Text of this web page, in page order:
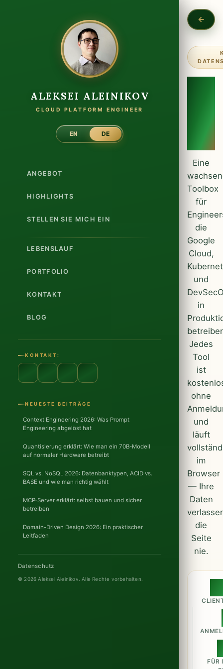
ALEKSEI ALEINIKOV
CLOUD PLATFORM ENGINEER
EN DE
ANGEBOT
HIGHLIGHTS
STELLEN SIE MICH EIN
LEBENSLAUF
PORTFOLIO
KONTAKT
BLOG
KONTAKT:
NEUESTE BEITRÄGE
Context Engineering 2026: Was Prompt
Engineering abgelöst hat
Quantisierung erklärt: Wie man ein 70B-Modell
auf normaler Hardware betreibt
SQL vs. NoSQL 2026: Datenbanktypen, ACID vs.
BASE und wie man richtig wählt
MCP-Server erklärt: selbst bauen und sicher
betreiben
Domain-Driven Design 2026: Ein praktischer
Leitfaden
Datenschutz
© 2026 Aleksei Aleinikov.Alle Rechte vorbehalten.
Eine
Toolbox
für
die
Google
Cloud,
und
in
Jedes
Tool
ist
ohne
und
läuft
im
Browser
— Ihre
Daten
die
Seite
nie.
FÜR